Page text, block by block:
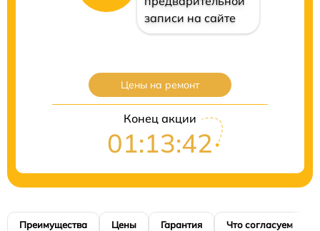
записи на сайте
Цены на ремонт
Конец акции
01:13:41
Преимущества Цены Гарантия Что согласуем